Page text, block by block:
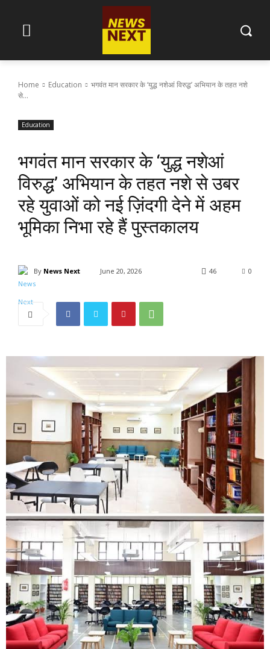
Home Education
भगवंत मान सरकार के ‘युद्ध नशेआं विरुद्ध’ अभियान के तहत नशे
से...
Education
भगवंत मान सरकार के ‘युद्ध नशेआं
विरुद्ध’ अभियान के तहत नशे से उबर
रहे युवाओं को नई ज़िंदगी देने में अहम
भूमिका निभा रहे हैं पुस्तकालय
By News Next June 20, 2026 0
46